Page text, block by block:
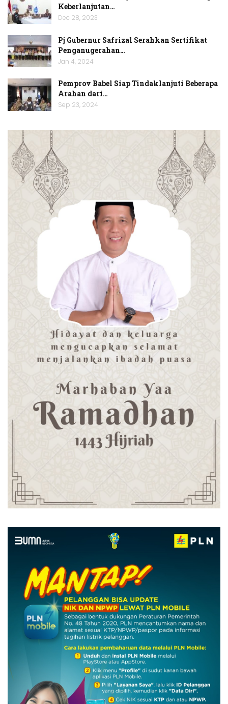
Keberlanjutan…
Dec 28, 2023
Pj Gubernur Safrizal Serahkan Sertifikat
Penganugerahan…
Jan 4, 2024
Pemprov Babel Siap Tindaklanjuti Beberapa
Arahan dari…
Sep 23, 2024